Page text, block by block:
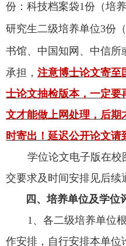
份：科技档案袋1份（培
研究生二级培养单位3份
书馆、中国知网、中信所
承担， 注意博士论文寄至
士论文抽检版本，一定要
文才能做上网处理，后期
时寄出！延迟公开论文请
学位论文电子版在校
交要求及时间安排见后续
四 、培养单位及学位
1、各二级培养单位
作安排，自行安排本单位